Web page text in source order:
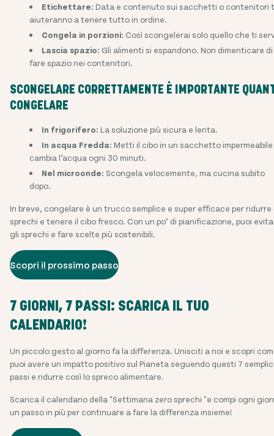
Etichettare: Data e contenuto sui sacchetti o contenitori
aiuteranno a tenere tutto in ordine.
Congela in porzioni: Così scongelerai solo quello che ti
Lascia spazio: Gli alimenti si espandono. Non dimenticare di
fare spazio nei contenitori.
SCONGELARE CORRETTAMENTE È IMPORTANTE
CONGELARE
In frigorifero: La soluzione più sicura e lenta.
In acqua Fredda: Metti il cibo in un sacchetto impermeabile
cambia l’acqua ogni 30 minuti.
Nel microonde: Scongela velocemente, ma cucina subito
dopo.
In breve, congelare è un trucco semplice e super efficace per ridurre
sprechi e tenere il cibo fresco. Con un po’ di pianificazione, puoi
gli sprechi e fare scelte più sostenibili.
Scopri il prossimo passo
7 GIORNI, 7 PASSI: SCARICA IL TUO
CALENDARIO!
Un piccolo gesto al giorno fa la differenza. Unisciti a noi e scopri
puoi avere un impatto positivo sul Pianeta seguendo questi 7
passi e ridurre così lo spreco alimentare.
Scarica il calendario della "Settimana zero sprechi "e compi ogni
un passo in più per continuare a fare la differenza insieme!